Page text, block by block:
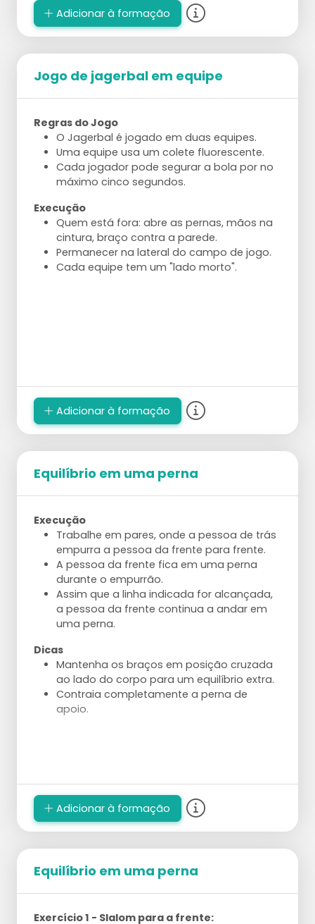
Adicionar à formação
Jogo de jagerbal em equipe
Regras do Jogo
O Jagerbal é jogado em duas equipes.
Uma equipe usa um colete fluorescente.
Cada jogador pode segurar a bola por no
máximo cinco segundos.
Execução
Quem está fora: abre as pernas, mãos na
cintura, braço contra a parede.
Permanecer na lateral do campo de jogo.
Cada equipe tem um "lado morto".
Adicionar à formação
Equilíbrio em uma perna
Execução
Trabalhe em pares, onde a pessoa de trás
empurra a pessoa da frente para frente.
A pessoa da frente fica em uma perna
durante o empurrão.
Assim que a linha indicada for alcançada,
a pessoa da frente continua a andar em
uma perna.
Dicas
Mantenha os braços em posição cruzada
ao lado do corpo para um equilíbrio extra.
Contraia completamente a perna de
apoio.
Adicionar à formação
Equilíbrio em uma perna
Exercício 1 - Slalom para a frente: